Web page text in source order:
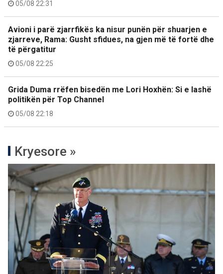
05/08 22:31
Avioni i parë zjarrfikës ka nisur punën për shuarjen e
zjarreve, Rama: Gusht sfidues, na gjen më të fortë dhe
të përgatitur
05/08 22:25
Grida Duma rrëfen bisedën me Lori Hoxhën: Si e lashë
politikën për Top Channel
05/08 22:18
Kryesore »